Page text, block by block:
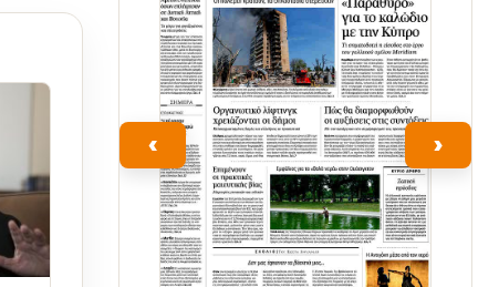
‹ ›